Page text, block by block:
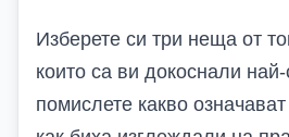
Изберете си три неща от
които са ви докоснали
помислете какво